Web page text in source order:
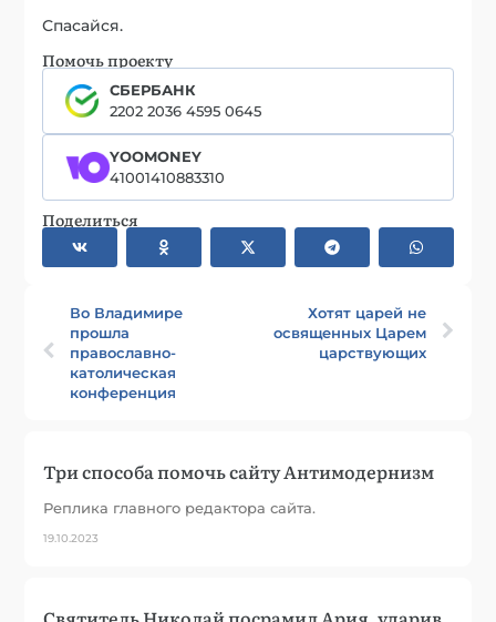
Спасайся.
Помочь проекту
СБЕРБАНК
2202 2036 4595 0645
YOOMONEY
41001410883310
Поделиться
Во Владимире
прошла
православно-
католическая
конференция
Хотят царей не
освященных Царем
царствующих
Три способа помочь сайту Антимодернизм
Реплика главного редактора сайта.
19.10.2023